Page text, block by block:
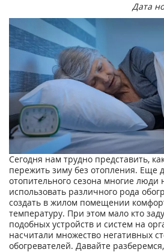
Дата
Сегодня нам трудно представить,
пережить зиму без отопления. Еще
отопительного сезона многие люди
использовать различного рода
создать в жилом помещении
температуру. При этом мало кто
подобных устройств и систем на
насчитали множество негативных
обогревателей. Давайте